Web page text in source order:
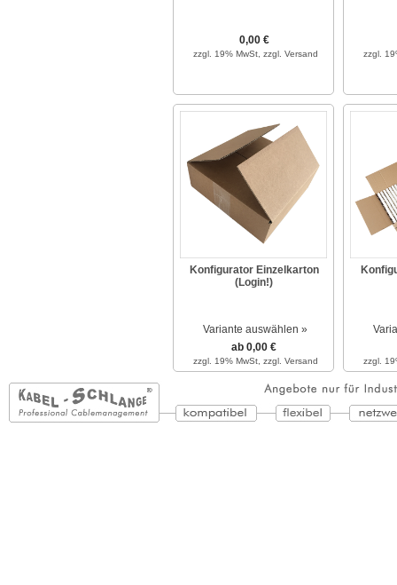
0,00 €
zzgl. 19% MwSt, zzgl. Versand zzgl.
Konfigurator Einzelkarton
(Login!)
Variante auswählen »
ab 0,00 €
zzgl. 19% MwSt, zzgl. Versand zzgl.